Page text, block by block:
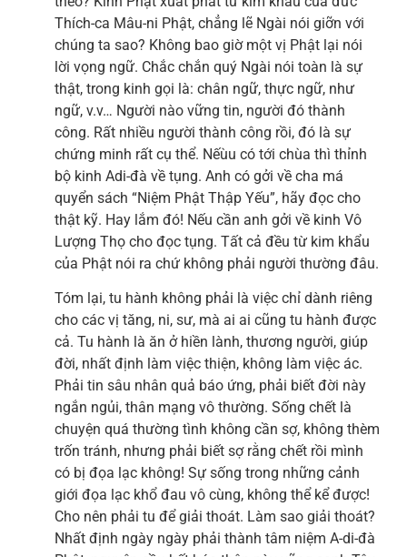
Thích-ca Mâu-ni Phật, chẳng lẽ Ngài nói giỡn với
chúng ta sao? Không bao giờ một vị Phật lại nói
lời vọng ngữ. Chắc chắn quý Ngài nói toàn là sự
thật, trong kinh gọi là: chân ngữ, thực ngữ, như
ngữ, v.v… Người nào vững tin, người đó thành
công. Rất nhiều người thành công rồi, đó là sự
chứng minh rất cụ thể. Nếùu có tới chùa thì thỉnh
bộ kinh Adi-đà về tụng. Anh có gởi về cha má
quyển sách “Niệm Phật Thập Yếu”, hãy đọc cho
thật kỹ. Hay lắm đó! Nếu cần anh gởi về kinh Vô
Lượng Thọ cho đọc tụng. Tất cả đều từ kim khẩu
của Phật nói ra chứ không phải người thường đâu.
Tóm lại, tu hành không phải là việc chỉ dành riêng
cho các vị tăng, ni, sư, mà ai ai cũng tu hành được
cả. Tu hành là ăn ở hiền lành, thương người, giúp
đời, nhất định làm việc thiện, không làm việc ác.
Phải tin sâu nhân quả báo ứng, phải biết đời này
ngắn ngủi, thân mạng vô thường. Sống chết là
chuyện quá thường tình không cần sợ, không thèm
trốn tránh, nhưng phải biết sợ rằng chết rồi mình
có bị đọa lạc không! Sự sống trong những cảnh
giới đọa lạc khổ đau vô cùng, không thể kể được!
Cho nên phải tu để giải thoát. Làm sao giải thoát?
Nhất định ngày ngày phải thành tâm niệm A-di-đà